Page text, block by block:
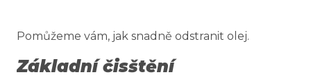
Pomůžeme vám, jak snadně odstranit olej.
Základní čisštění